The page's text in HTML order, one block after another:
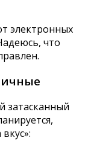
электронных
что
затасканный